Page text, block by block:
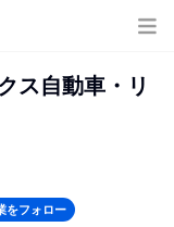
ス自動車・リ
をフォロー